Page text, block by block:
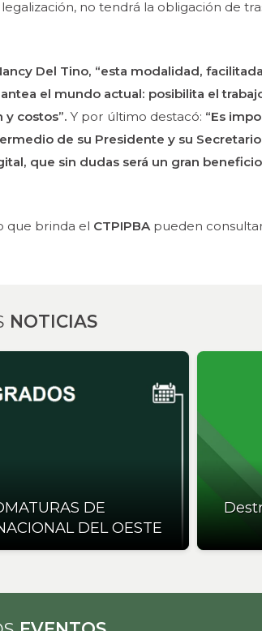
no tendrá la obligación de
Del Tino, “esta modalidad,
el mundo actual: posibilita el
costos”. Y por último destacó: “Es
de su Presidente y su
que sin dudas será un gran
que brinda el CTPIPBA pueden
NOTICIAS
DE
DEL OESTE